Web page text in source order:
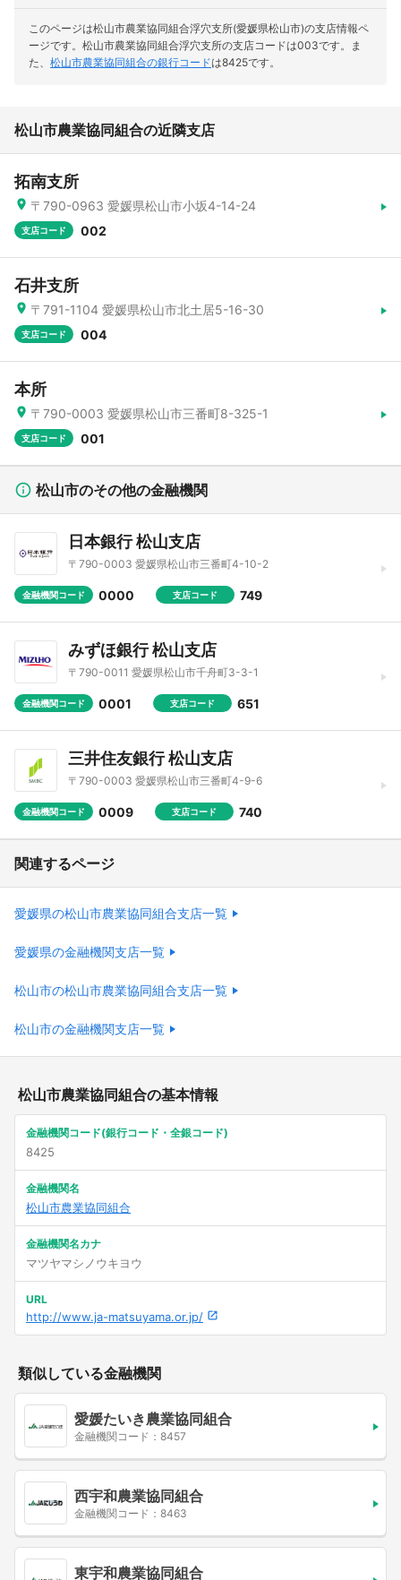
このページは松山市農業協同組合浮穴支所(愛媛県松山市)の支店情報ペ
ージです。 松山市農業協同組合浮穴支所の支店コードは003です。
ま
た、 松山市農業協同組合の銀行コードは8425です。
松山市農業協同組合の近隣支店
拓南支所
〒790-0963 愛媛県松山市小坂4-14-24
支店コード 002
石井支所
〒791-1104 愛媛県松山市北土居5-16-30
支店コード 004
本所
〒790-0003 愛媛県松山市三番町8-325-1
支店コード 001
松山市のその他の金融機関
日本銀行 松山支店
〒790-0003 愛媛県松山市三番町4-10-2
金融機関コード 0000 支店コード 749
みずほ銀行 松山支店
〒790-0011 愛媛県松山市千舟町3-3-1
金融機関コード 0001 支店コード 651
三井住友銀行 松山支店
〒790-0003 愛媛県松山市三番町4-9-6
金融機関コード 0009 支店コード 740
関連するページ
愛媛県の松山市農業協同組合支店一覧
愛媛県の金融機関支店一覧
松山市の松山市農業協同組合支店一覧
松山市の金融機関支店一覧
松山市農業協同組合の基本情報
金融機関コード(銀行コード・全銀コード)
8425
金融機関名
松山市農業協同組合
金融機関名カナ
マツヤマシノウキヨウ
URL
http://www.ja-matsuyama.or.jp/
類似している金融機関
愛媛たいき農業協同組合
金融機関コード：8457
西宇和農業協同組合
金融機関コード：8463
東宇和農業協同組合